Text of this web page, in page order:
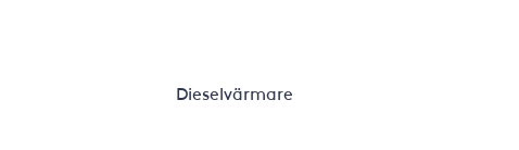
Dieselvärmare